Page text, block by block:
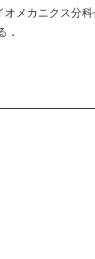
メカニクス分科
．